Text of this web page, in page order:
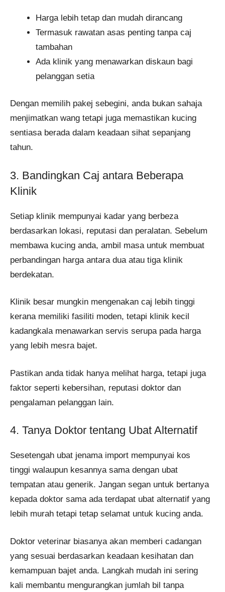
Harga lebih tetap dan mudah dirancang
Termasuk rawatan asas penting tanpa caj
tambahan
Ada klinik yang menawarkan diskaun bagi
pelanggan setia
Dengan memilih pakej sebegini, anda bukan sahaja
menjimatkan wang tetapi juga memastikan kucing
sentiasa berada dalam keadaan sihat sepanjang
tahun.
3. Bandingkan Caj antara Beberapa
Klinik
Setiap klinik mempunyai kadar yang berbeza
berdasarkan lokasi, reputasi dan peralatan. Sebelum
membawa kucing anda, ambil masa untuk membuat
perbandingan harga antara dua atau tiga klinik
berdekatan.
Klinik besar mungkin mengenakan caj lebih tinggi
kerana memiliki fasiliti moden, tetapi klinik kecil
kadangkala menawarkan servis serupa pada harga
yang lebih mesra bajet.
Pastikan anda tidak hanya melihat harga, tetapi juga
faktor seperti kebersihan, reputasi doktor dan
pengalaman pelanggan lain.
4. Tanya Doktor tentang Ubat Alternatif
Sesetengah ubat jenama import mempunyai kos
tinggi walaupun kesannya sama dengan ubat
tempatan atau generik. Jangan segan untuk bertanya
kepada doktor sama ada terdapat ubat alternatif yang
lebih murah tetapi tetap selamat untuk kucing anda.
Doktor veterinar biasanya akan memberi cadangan
yang sesuai berdasarkan keadaan kesihatan dan
kemampuan bajet anda. Langkah mudah ini sering
kali membantu mengurangkan jumlah bil tanpa